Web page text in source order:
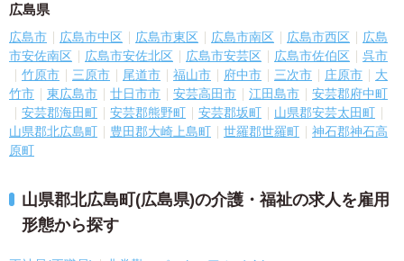
広島県
広島市 広島市中区 広島市東区 広島市南区 広島市西区
広島
市安佐南区
広島市安佐北区 広島市安芸区 広島市佐伯区
呉市
竹原市
三原市 尾道市 福山市 府中市 三次市 庄原市
大
竹市
東広島市 廿日市市 安芸高田市 江田島市
安芸郡府中町
安芸郡海田町
安芸郡熊野町 安芸郡坂町
山県郡安芸太田町
山県郡北広島町
豊田郡大崎上島町 世羅郡世羅町
神石郡神石高
原町
山県郡北広島町(広島県)の介護・福祉の求人を雇用
形態から探す